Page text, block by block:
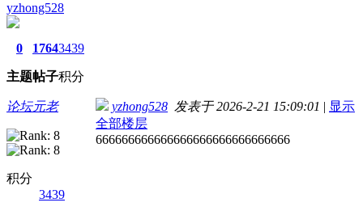
yzhong528
0
主题
1764
帖子
3439
积分
论坛元老
积分
3439
yzhong528 发表于 2026-2-21 15:09:01 | 显示
全部楼层
666666666666666666666666666666